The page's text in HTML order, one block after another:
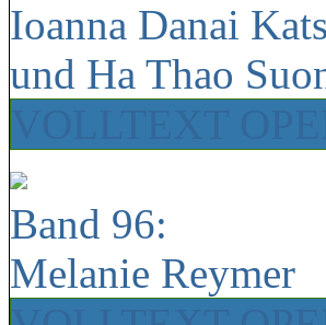
Ioanna Danai
und Ha Thao
Band 96:
Melanie Reymer